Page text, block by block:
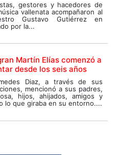
gestores y hacedores de
vallenata acompañaron al
Gustavo Gutiérrez en
por la...
Martín Elías comenzó a
desde los seis años
Diaz, a través de sus
mencionó a sus padres,
hijos, ahijados, amigos y
lo que giraba en su entorno....